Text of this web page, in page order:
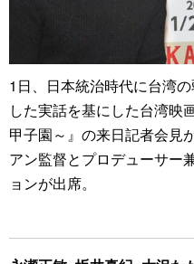
1日、日本統治時代に台湾
した実話を基にした台湾映
甲子園～』の来日記者会見
アン監督とプロデューサー
ョンが出席。